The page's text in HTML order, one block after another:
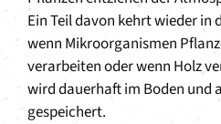
Ein Teil davon kehrt wieder in
wenn Mikroorganismen
verarbeiten oder wenn Holz
wird dauerhaft im Boden und
gespeichert.